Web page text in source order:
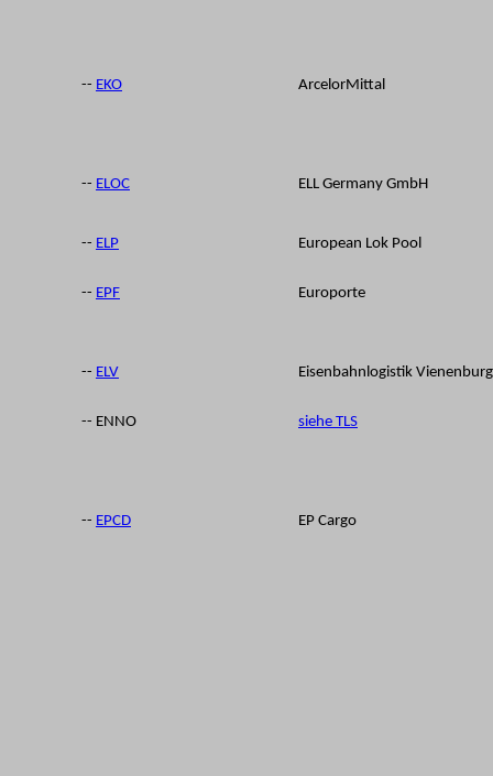
-- EKO ArcelorMittal
-- ELOC ELL Germany GmbH
-- ELP European Lok Pool
-- EPF Europorte
-- ELV Eisenbahnlogistik Vienenburg
-- ENNO siehe TLS
-- EPCD EP Cargo